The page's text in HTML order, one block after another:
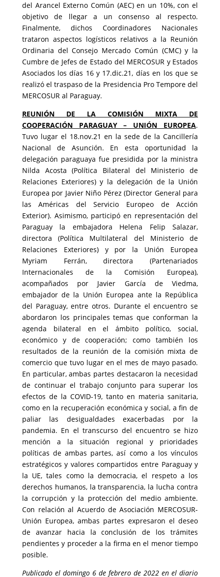
del Arancel Externo Común (AEC) en un 10%, con el
objetivo de llegar a un consenso al respecto.
Finalmente, dichos Coordinadores Nacionales
trataron aspectos logísticos relativos a la Reunión
Ordinaria del Consejo Mercado Común (CMC) y la
Cumbre de Jefes de Estado del MERCOSUR y Estados
Asociados los días 16 y 17.dic.21, días en los que se
realizó el traspaso de la Presidencia Pro Tempore del
MERCOSUR al Paraguay.
REUNIÓN DE LA COMISIÓN MIXTA DE
COOPERACIÓN PARAGUAY – UNIÓN EUROPEA.
Tuvo lugar el 18.nov.21 en la sede de la Cancillería
Nacional de Asunción. En esta oportunidad la
delegación paraguaya fue presidida por la ministra
Nilda Acosta (Política Bilateral del Ministerio de
Relaciones Exteriores) y la delegación de la Unión
Europea por Javier Niño Pérez (Director General para
las Américas del Servicio Europeo de Acción
Exterior). Asimismo, participó en representación del
Paraguay la embajadora Helena Felip Salazar,
directora (Política Multilateral del Ministerio de
Relaciones Exteriores) y por la Unión Europea
Myriam Ferrán, directora (Partenariados
Internacionales de la Comisión Europea),
acompañados por Javier García de Viedma,
embajador de la Unión Europea ante la República
del Paraguay, entre otros. Durante el encuentro se
abordaron los principales temas que conforman la
agenda bilateral en el ámbito político, social,
económico y de cooperación; como también los
resultados de la reunión de la comisión mixta de
comercio que tuvo lugar en el mes de mayo pasado.
En particular, ambas partes destacaron la necesidad
de continuar el trabajo conjunto para superar los
efectos de la COVID-19, tanto en materia sanitaria,
como en la recuperación económica y social, a fin de
paliar las desigualdades exacerbadas por la
pandemia. En el transcurso del encuentro se hizo
mención a la situación regional y prioridades
políticas de ambas partes, así como a los vínculos
estratégicos y valores compartidos entre Paraguay y
la UE, tales como la democracia, el respeto a los
derechos humanos, la transparencia, la lucha contra
la corrupción y la protección del medio ambiente.
Con relación al Acuerdo de Asociación MERCOSUR-
Unión Europea, ambas partes expresaron el deseo
de avanzar hacia la conclusión de los trámites
pendientes y proceder a la firma en el menor tiempo
posible.
Publicado el domingo 6 de febrero de 2022 en el diario